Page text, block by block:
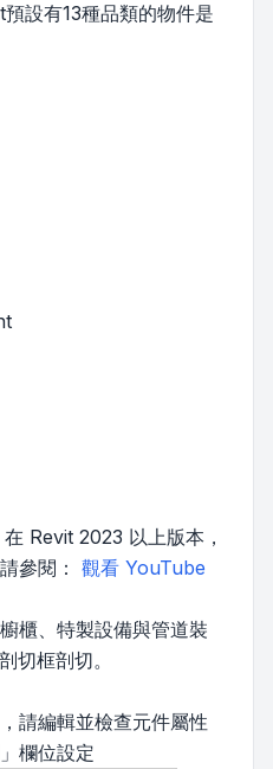
設有13種品類的物件是
Revit 2023 以上版本，
參閱： 觀看 YouTube
櫃、特製設備與管道裝
切框剖切。
請編輯並檢查元件屬性
欄位設定